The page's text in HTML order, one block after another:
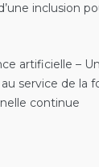
inclusion
artificielle –
service de la
continue